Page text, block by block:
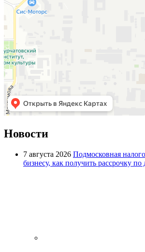
Новости
7 августа 2026 Подмосковная
бизнесу, как получить рассрочку по